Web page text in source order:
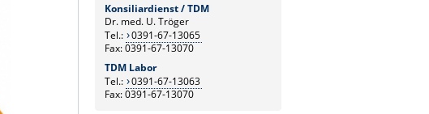
Konsiliardienst / TDM
Dr. med. U. Tröger
Tel.: 0391-67-13065
Fax: 0391-67-13070
TDM Labor
Tel.: 0391-67-13063
Fax: 0391-67-13070